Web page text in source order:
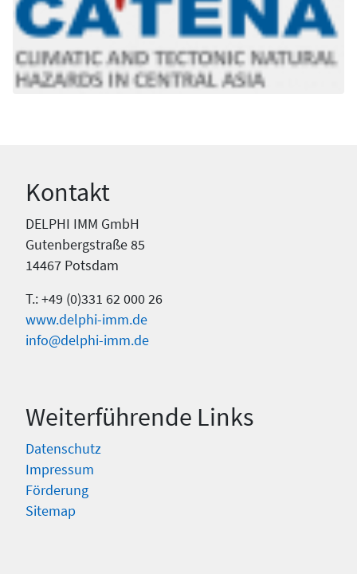
Kontakt
DELPHI IMM GmbH
Gutenbergstraße 85
14467 Potsdam
T.: +49 (0)331 62 000 26
www.delphi-imm.de
info@delphi-imm.de
Weiterführende Links
Datenschutz
Impressum
Förderung
Sitemap